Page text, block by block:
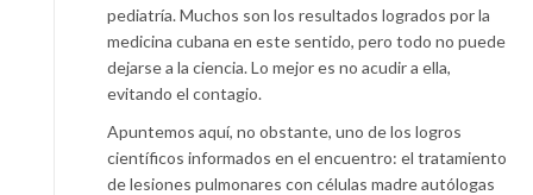
pediatría. Muchos son los resultados logrados por la
medicina cubana en este sentido, pero todo no puede
dejarse a la ciencia. Lo mejor es no acudir a ella,
evitando el contagio.
Apuntemos aquí, no obstante, uno de los logros
científicos informados en el encuentro: el tratamiento
de lesiones pulmonares con células madre autólogas